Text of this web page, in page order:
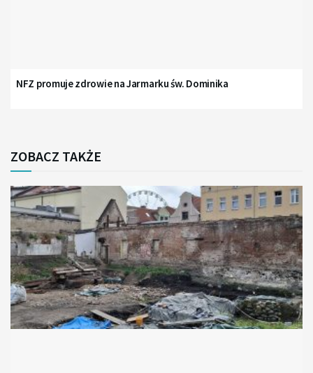
NFZ promuje zdrowie na Jarmarku św. Dominika
ZOBACZ TAKŻE